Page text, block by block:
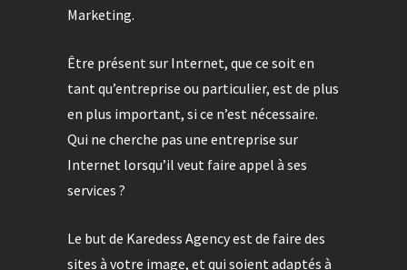
Marketing.
Être présent sur Internet, que ce soit en
tant qu’entreprise ou particulier, est de plus
en plus important, si ce n’est nécessaire.
Qui ne cherche pas une entreprise sur
Internet lorsqu’il veut faire appel à ses
services ?
Le but de Karedess Agency est de faire des
sites à votre image, et qui soient adaptés à